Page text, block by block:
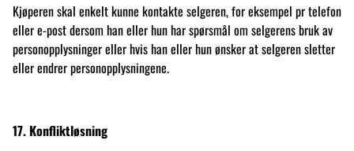
Kjøperen skal enkelt kunne kontakte selgeren, for eksempel pr telefon
eller e-post dersom han eller hun har spørsmål om selgerens bruk av
personopplysninger eller hvis han eller hun ønsker at selgeren sletter
eller endrer personopplysningene.
17. Konfliktløsning